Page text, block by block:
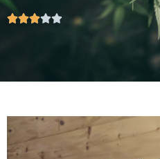
